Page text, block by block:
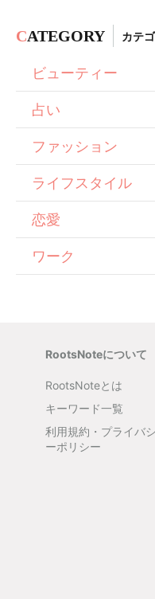
CATEGORY カテ
ビューティー
占い
ファッション
ライフスタイル
恋愛
ワーク
RootsNoteについて
RootsNoteとは
キーワード一覧
利用規約・プライバシ
ーポリシー